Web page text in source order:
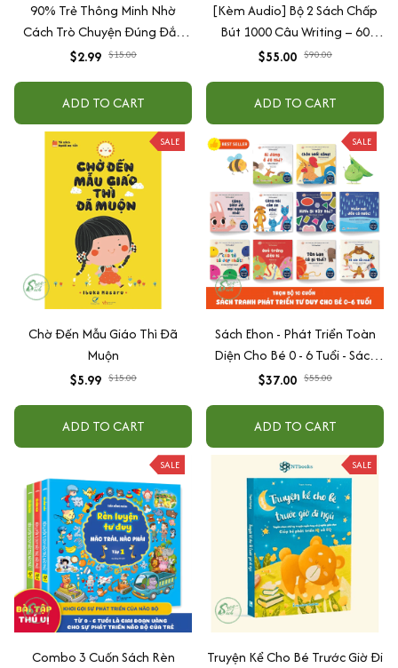
90% Trẻ Thông Minh Nhờ
Cách Trò Chuyện Đúng Đắn
Của Cha Mẹ
$2.99 $15.00
ADD TO CART
[Kèm Audio] Bộ 2 Sách Chấp
Bút 1000 Câu Writing – 60
Ngày Gieo Trồng Tư Duy
$55.00 $90.00
ADD TO CART
SALE
Chờ Đến Mẫu Giáo Thì Đã
Muộn
$5.99 $15.00
ADD TO CART
SALE
Sách Ehon - Phát Triển Toàn
Diện Cho Bé 0 - 6 Tuổi - Sách
Song Ngữ Việt - Anh
$37.00 $55.00
ADD TO CART
SALE
Combo 3 Cuốn Sách Rèn
SALE
Truyện Kể Cho Bé Trước Giờ Đi